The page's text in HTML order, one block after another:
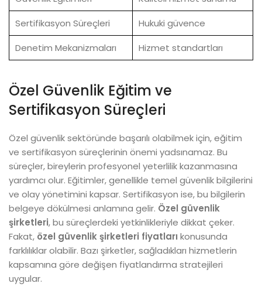
Sertifikasyon Süreçleri
Hukuki güvence
Denetim Mekanizmaları
Hizmet standartları
Özel Güvenlik Eğitim ve
Sertifikasyon Süreçleri
Özel güvenlik sektöründe başarılı olabilmek için, eğitim
ve sertifikasyon süreçlerinin önemi yadsınamaz. Bu
süreçler, bireylerin profesyonel yeterlilik kazanmasına
yardımcı olur. Eğitimler, genellikle temel güvenlik bilgilerini
ve olay yönetimini kapsar. Sertifikasyon ise, bu bilgilerin
belgeye dökülmesi anlamına gelir. Özel güvenlik
şirketleri, bu süreçlerdeki yetkinlikleriyle dikkat çeker.
Fakat, özel güvenlik şirketleri fiyatları konusunda
farklılıklar olabilir. Bazı şirketler, sağladıkları hizmetlerin
kapsamına göre değişen fiyatlandırma stratejileri
uygular.